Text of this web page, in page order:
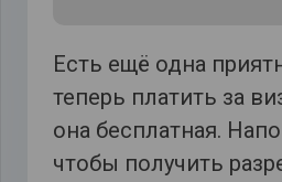
Есть ещё одна
теперь платить за
она бесплатная.
чтобы получить